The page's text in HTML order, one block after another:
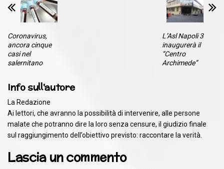
Coronavirus,
ancora cinque
casi nel
salernitano
L’Asl Napoli 3
inaugurerà il
“Centro
Archimede”
Info sull'autore
La Redazione
Ai lettori, che avranno la possibilità di intervenire, alle persone
malate che potranno dire la loro senza censure, il giudizio finale
sul raggiungimento dell’obiettivo previsto: raccontare la verità.
Lascia un commento